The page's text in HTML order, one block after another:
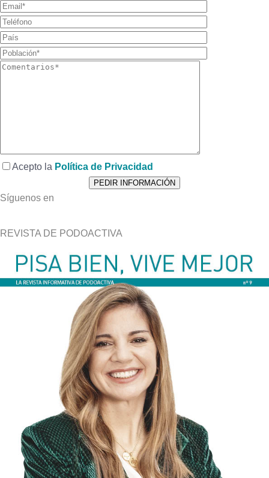
Acepto la Política de Privacidad
Síguenos en
REVISTA DE PODOACTIVA